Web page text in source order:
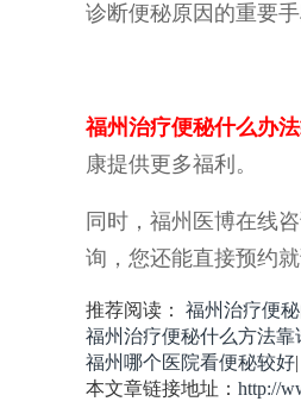
诊断便秘原因的重要
福州治疗便秘什么办
康提供更多福利。
同时，福州医博在线
询，您还能直接预约
推荐阅读： 福州治疗便
福州治疗便秘什么方法靠
福州哪个医院看便秘较好|
本文章链接地址： http://